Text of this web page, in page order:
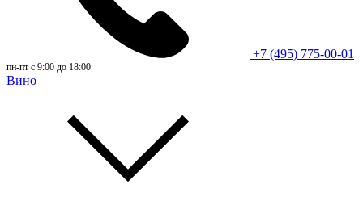
+7 (495) 775-00-01
пн-пт с 9:00 до 18:00
Вино